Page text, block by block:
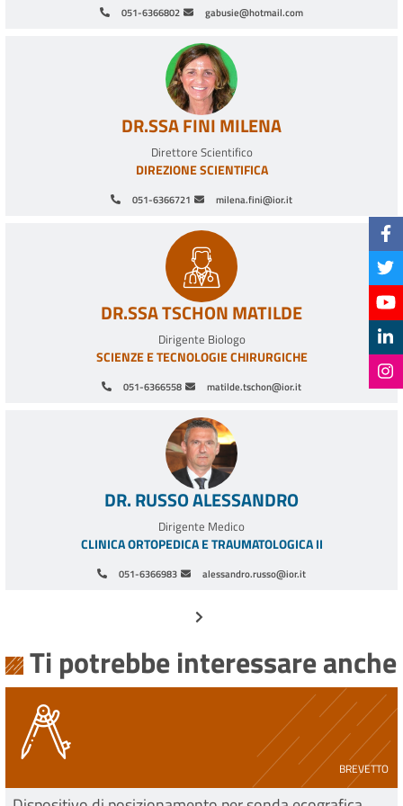
Chirurgia miniinvasiva;
Chirurgia in artroscopia;
Trattamento malattie degenerative;
Trattamento rigenerativo mediato da staminali.
Dispositivo minimamente invasivo;
Elevata aderenza alla terapia;
Elevato controllo della terapia;
Nessun disturbo nel quotidiano del paziente;
Elevata compatibilità con gli standard tecnologici del
futuro, IOT e Machine Learning.
051-6366802 gabusie@hotmail.com
051-6366721 milena.fini@ior.it
DR.SSA FINI MILENA
Direttore Scientifico
DIREZIONE SCIENTIFICA
051-6366558 matilde.tschon@ior.it
DR.SSA TSCHON MATILDE
Dirigente Biologo
SCIENZE E TECNOLOGIE CHIRURGICHE
051-6366983 alessandro.russo@ior.it
DR. RUSSO ALESSANDRO
Dirigente Medico
CLINICA ORTOPEDICA E TRAUMATOLOGICA II
Pagina successiva
Ti potrebbe interessare anche
BREVETTO